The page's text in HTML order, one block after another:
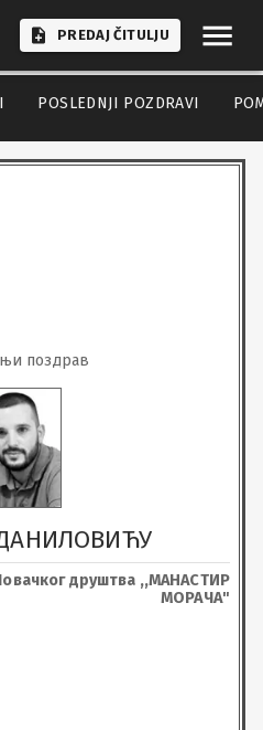
PREDAJ ČITULJU
POSLEDNJI POZDRAVI
поздрав
друштва ,,МАНАСТИР
МОРАЧА"